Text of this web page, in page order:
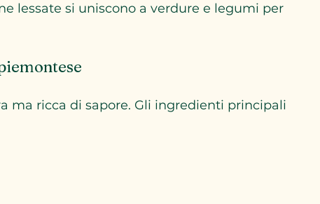
lessate si uniscono a verdure e legumi per
ma ricca di sapore. Gli ingredienti principali